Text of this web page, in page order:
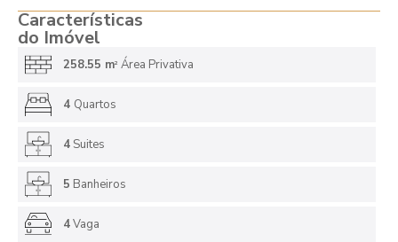
Características
do Imóvel
258.55 m2 Área Privativa
4 Quartos
4Suites
5 Banheiros
4Vaga